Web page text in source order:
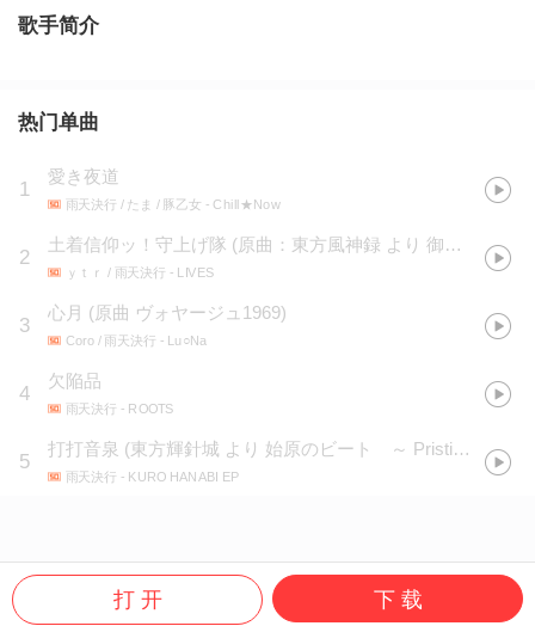
歌手简介
热门单曲
1
愛き夜道
雨天決行 / たま / 豚乙女 - Chill★Now
2
土着信仰ッ！守上げ隊 (原曲：東方風神録 より 御柱の墓場 ~ Grave of Being
ｙｔｒ / 雨天決行 - LIVES
3
心月 (原曲 ヴォヤージュ1969)
Coro / 雨天決行 - Lu○Na
4
欠陥品
雨天決行 - ROOTS
5
打打音泉 (東方輝針城 より 始原のビート ～ Pristine Beat
雨天決行 - KURO HANABI EP
打 开 下 载